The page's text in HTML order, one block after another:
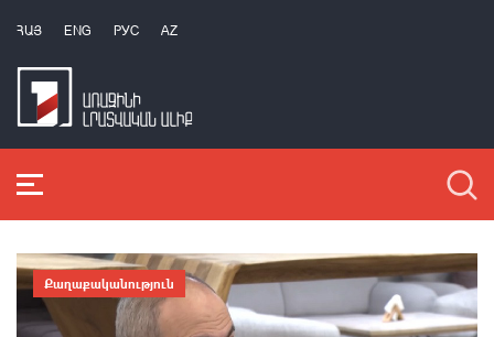
ՀԱՅ ENG РУС AZ
Քաղաքականություն